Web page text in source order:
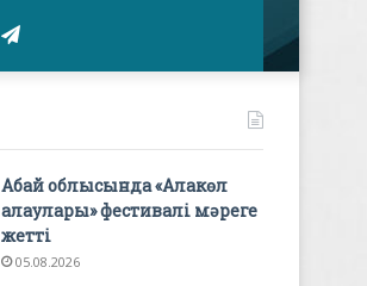
Telegram
Абай облысында «Алакөл
алаулары» фестивалі мәреге
жетті
05.08.2026